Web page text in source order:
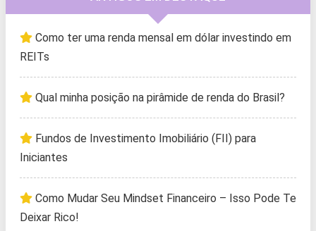
Como ter uma renda mensal em dólar investindo em
REITs
Qual minha posição na pirâmide de renda do Brasil?
Fundos de Investimento Imobiliário (FII) para
Iniciantes
Como Mudar Seu Mindset Financeiro – Isso Pode Te
Deixar Rico!